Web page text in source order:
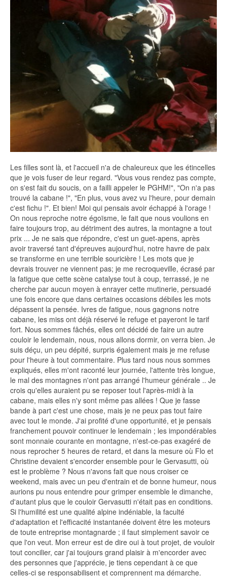
Les filles sont là, et l'accueil n'a de chaleureux que les étincelles
que je vois fuser de leur regard. "Vous vous rendez pas compte,
on s'est fait du soucis, on a failli appeler le PGHM!", "On n'a pas
trouvé la cabane !", "En plus, vous avez vu l'heure, pour demain
c'est fichu !". Et bien! Moi qui pensais avoir échappé à l'orage !
On nous reproche notre égoïsme, le fait que nous voulions en
faire toujours trop, au détriment des autres, la montagne a tout
prix ... Je ne sais que répondre, c'est un guet-apens, après
avoir traversé tant d'épreuves aujourd'hui, notre havre de paix
se transforme en une terrible souricière ! Les mots que je
devrais trouver ne viennent pas; je me recroqueville, écrasé par
la fatigue que cette scène catalyse tout à coup, terrassé, je ne
cherche par aucun moyen à enrayer cette mutinerie, persuadé
une fois encore que dans certaines occasions débiles les mots
dépassent la pensée. Ivres de fatigue, nous gagnons notre
cabane, les miss ont déjà réservé le refuge et payeront Ie tarif
fort. Nous sommes fâchés, elles ont décidé de faire un autre
couloir le lendemain, nous, nous allons dormir, on verra bien. Je
suis déçu, un peu dépité, surpris également mais je me refuse
pour l'heure à tout commentaire. Plus tard nous nous sommes
expliqués, elles m'ont raconté leur journée, l'attente très longue,
le mal des montagnes n'ont pas arrangé l'humeur générale .. Je
crois qu'elles auraient pu se reposer tout l'après-midi à la
cabane, mais elles n'y sont même pas allées ! Que je fasse
bande à part c'est une chose, mais je ne peux pas tout faire
avec tout le monde. J'ai profité d'une opportunité, et je pensais
franchement pouvoir continuer le lendemain ; les impondérables
sont monnaie courante en montagne, n'est-ce-pas exagéré de
nous reprocher 5 heures de retard, et dans la mesure où Flo et
Christine devaient s'encorder ensemble pour le Gervasutti, où
est le problème ? Nous n'avons fait que nous croiser ce
weekend, mais avec un peu d'entrain et de bonne humeur, nous
aurions pu nous entendre pour grimper ensemble le dimanche,
d'autant plus que le couloir Gervasutti n'était pas en conditions.
Si l'humilité est une qualité alpine indéniable, la faculté
d'adaptation et l'efficacité instantanée doivent être les moteurs
de toute entreprise montagnarde ; il faut simplement savoir ce
que l'on veut. Mon erreur est de dire oui à tout projet, de vouloir
tout concilier, car j'ai toujours grand plaisir à m'encorder avec
des personnes que j'apprécie, je tiens cependant à ce que
celles-ci se responsabilisent et comprennent ma démarche.